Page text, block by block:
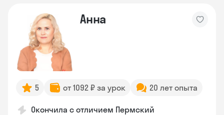
Анна
5 от 1092 ₽ за урок 20 лет опыта
Окончила с отличием Пермский